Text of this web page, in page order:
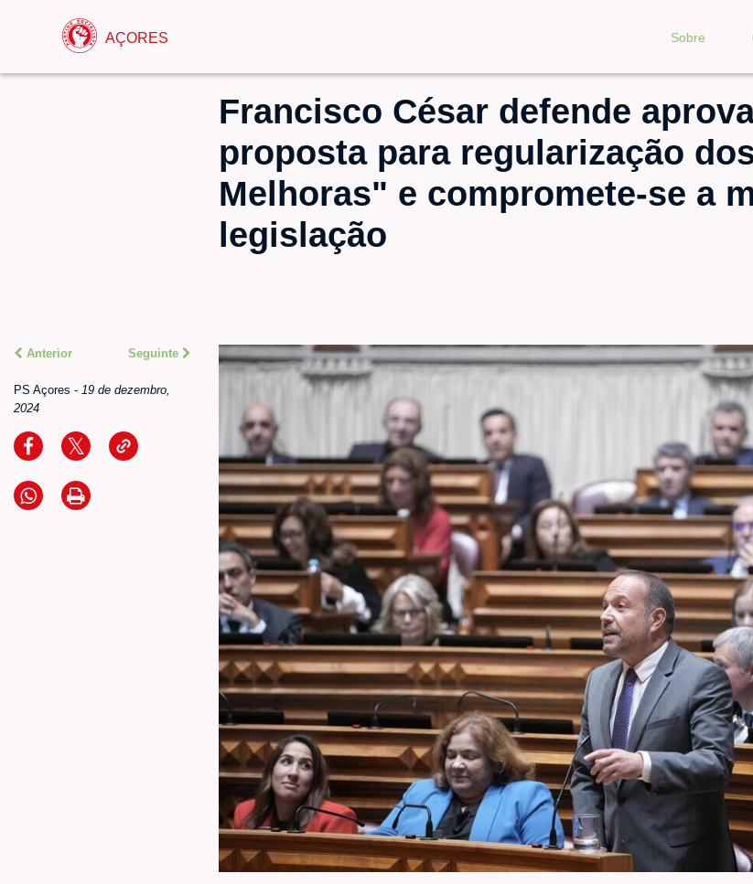
AÇORES Sobre
Francisco César defende
proposta para regularização
Melhoras" e compromete-se a
legislação
Anterior Seguinte
PS Açores - 19 de dezembro,
2024